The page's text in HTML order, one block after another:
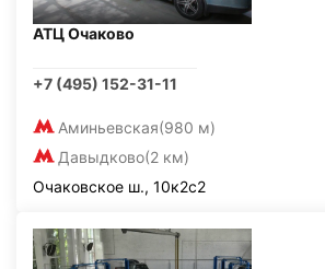
АТЦ Очаково
+7 (495) 152-31-11
Аминьевская(980 м)
Давыдково(2 км)
Очаковское ш., 10к2с2